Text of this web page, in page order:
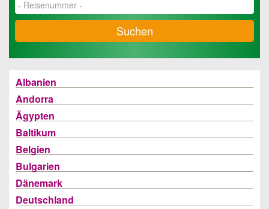
Suchen
Albanien
Andorra
Ägypten
Baltikum
Belgien
Bulgarien
Dänemark
Deutschland